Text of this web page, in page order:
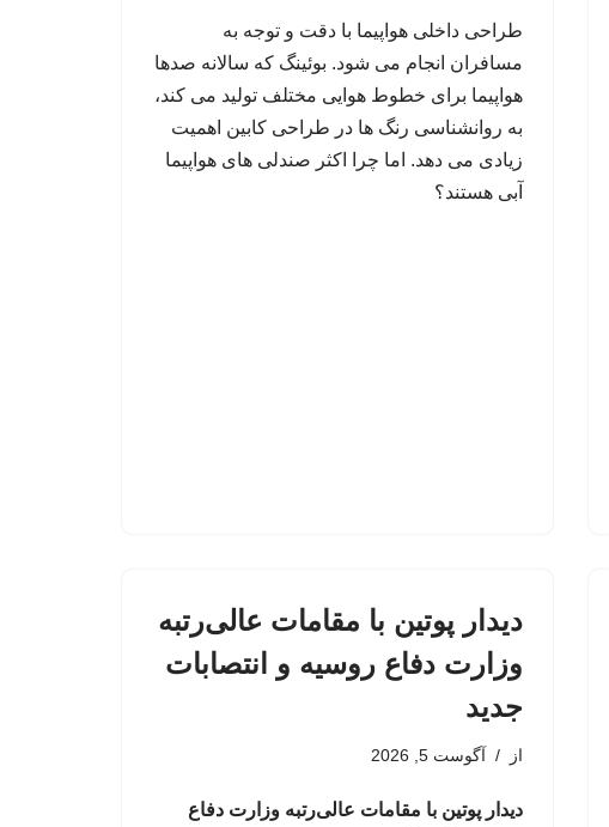
طراحی داخلی هواپیما با دقت و توجه به
مسافران انجام می شود. بوئینگ که سالانه صدها
هواپیما برای خطوط هوایی مختلف تولید می کند،
به روانشناسی رنگ ها در طراحی کابین اهمیت
زیادی می دهد. اما چرا اکثر صندلی های هواپیما
آبی هستند؟
دیدار پوتین با مقامات عالی‌رتبه
وزارت دفاع روسیه و انتصابات
جدید
از آگوست 5, 2026
دیدار پوتین با مقامات عالی‌رتبه وزارت دفاع